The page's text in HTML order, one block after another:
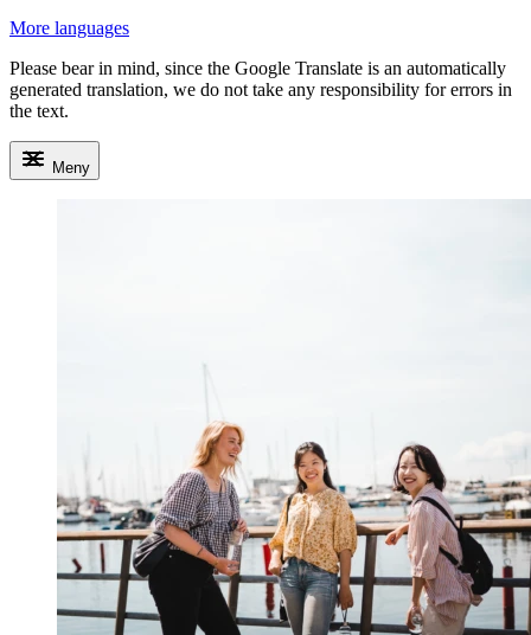
More languages
Please bear in mind, since the Google Translate is an automatically
generated translation, we do not take any responsibility for errors in
the text.
Meny